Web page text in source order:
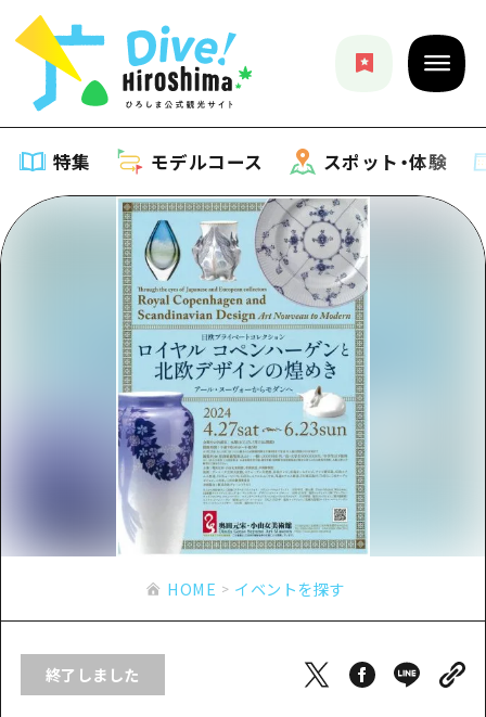
特集 モデルコース スポット・体験
特集
特集一覧
おすすめ
アート
イベント・祭り
グルメ・酒
サイクリング
ナイトライフ
世界遺産
モデルコース
モデルコース一覧
Dive! Hiroshima 公式ガイド
広島もしもトラベル
あたらしい非日常
広島市周辺
安芸
備後
スポット・体験
スポット・体験一覧
広島市周辺
備後
備北
宮島周辺
イベント
旬情報
お役立ち情報
アクセス
二次交通まとめ
HOME
HOME イベントを探す
終了しました